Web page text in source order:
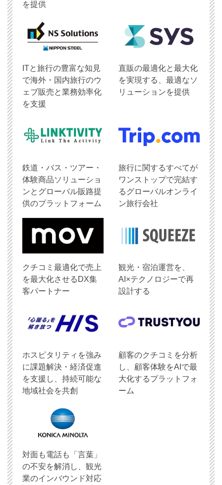
を提供
ITと旅行の豊富な知見
で海外・国内旅行のウ
ェブ販売と業務効率化
を支援
直販の最適化と最大化
を実現する、最適なソ
リューションを提供
鉄道・バス・ツアー・
体験商品ソリューショ
ンとグローバル販路提
供のプラットフォーム
旅行に関するすべてが
ワンストップで完結す
るグローバルオンライ
ン旅行会社
クチコミ最適化で売上
を最大化させるDX集
客パートナー
観光・宿泊運営を、
AI×テクノロジーで再
設計する
ホスピタリティを強み
に課題解決・経済促進
を支援し、持続可能な
地域社会を共創
顧客のクチコミを分析
し、顧客体験をAIで最
大化するプラットフォ
ーム
対面も電話も「言葉」
の不安を解消し、観光
業のインバウンド対応